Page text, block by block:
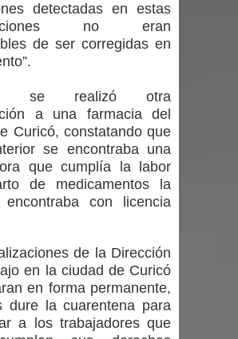
la alta cordillera del Maule por su
ambiental
incentivos a usuarios de PRODESAL
la provincia de Linares
Municipalidad de Curicó apuesta a la
con nuevas pantallas interactivas del
El Boldo
de Curicó inició
detectadas en estas
no eran
de ser corregidas en
se realizó otra
a una farmacia del
Curicó, constatando que
se encontraba una
que cumplía la labor
de medicamentos la
con licencia
de la Dirección
en la ciudad de Curicó
en forma permanente,
dure la cuarentena para
a los trabajadores que